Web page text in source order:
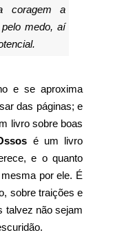
coragem a
medo, aí
e se aproxima
das páginas; e
livro sobre boas
é um livro
e o quanto
por ele. É
sobre traições e
talvez não sejam